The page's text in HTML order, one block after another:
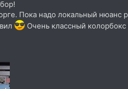
Пока надо локальный нюанс
Очень классный